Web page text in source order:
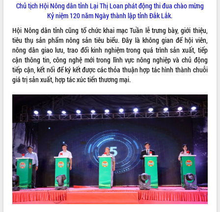
Kỳ họp thứ Hai, Hội đồng nhân dân
tỉnh khóa XI quyết nghị nhiều nội dung
quan trọng
Bí thư Tỉnh ủy Lương Nguyễn Minh
Triết thăm, tặng quà người có công với
cách mạng
Rà soát, hoàn thiện hệ thống thiết chế
văn hóa, thể thao đáp ứng yêu cầu
Thường trực HĐND tỉnh Đắk Lắk gặp
mặt Đoàn chuyên gia y tế TP. Hồ Chí
Minh
Lễ truy điệu và an táng hài cốt liệt sĩ
tại Nghĩa trang Liệt sĩ xã Sơn Hòa
Bàn giải pháp tháo gỡ khó khăn trong
xuất khẩu sầu riêng và triển khai quy
định EUDR
Thứ trưởng Bộ Nông nghiệp và Môi
trường Nguyễn Hoàng Hiệp khảo sát
LIÊN KẾT WEB
THỐNG KÊ TRUY CẬP
Hôm nay: 40159
Tất cả: 66085482
Chủ tịch Hội Nông dân tỉnh Lại Thị Loan phát động thi đua chào mừng
Kỷ niệm 120 năm Ngày thành lập tỉnh Đắk Lắk.
Hội Nông dân tỉnh cũng tổ chức khai mạc Tuần lễ trưng bày, giới thiệu,
tiêu thụ sản phẩm nông sản tiêu biểu. Đây là không gian để hội viên,
nông dân giao lưu, trao đổi kinh nghiệm trong quá trình sản xuất, tiếp
cận thông tin, công nghệ mới trong lĩnh vực nông nghiệp và chủ động
tiếp cận, kết nối để ký kết được các thỏa thuận hợp tác hình thành chuỗi
giá trị sản xuất, hợp tác xúc tiến thương mại.